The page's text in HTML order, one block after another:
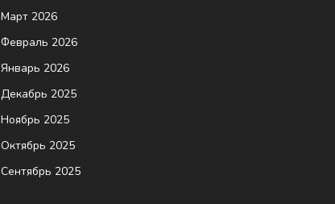
Март 2026
Февраль 2026
Январь 2026
Декабрь 2025
Ноябрь 2025
Октябрь 2025
Сентябрь 2025